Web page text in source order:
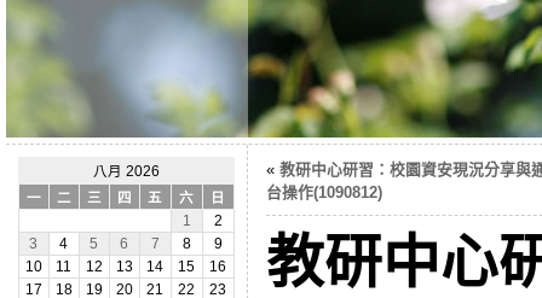
八月 2026
一
二 三 四 五 六
日
1
2
3
4 5 6 7 8
9
10
11 12 13 14 15
16
17
18 19 20 21 22
23
« 教研中心研習：校園資安現況分享與
台操作(1090812)
教研中心